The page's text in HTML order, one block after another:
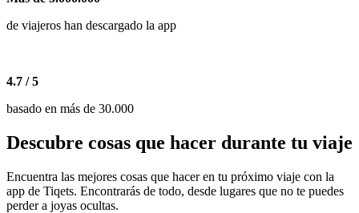
de viajeros han descargado la app
4.7 / 5
basado en más de 30.000
Descubre cosas que hacer durante tu viaje
Encuentra las mejores cosas que hacer en tu próximo viaje con la
app de Tiqets. Encontrarás de todo, desde lugares que no te puedes
perder a joyas ocultas.